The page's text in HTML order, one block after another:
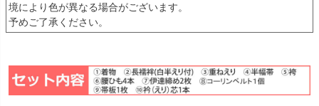
境により色が異なる場合がございます。
予めご了承ください。